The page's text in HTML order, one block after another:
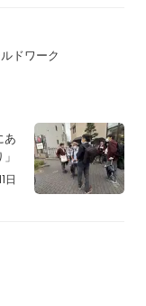
ドワーク
あ
」
日